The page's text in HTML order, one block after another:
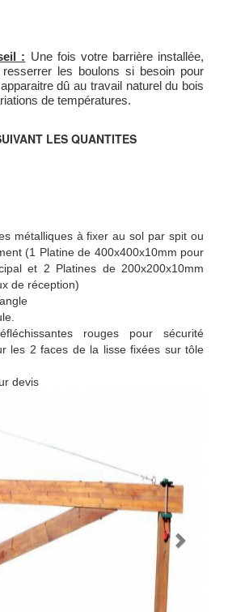
: Une fois votre barrière installée,
les boulons si besoin pour
dû au travail naturel du bois
de températures.
LES QUANTITES
métalliques à fixer au sol par spit ou
(1 Platine de 400x400x10mm pour
et 2 Platines de 200x200x10mm
de réception)
rouges pour sécurité
les 2 faces de la lisse fixées sur tôle
devis